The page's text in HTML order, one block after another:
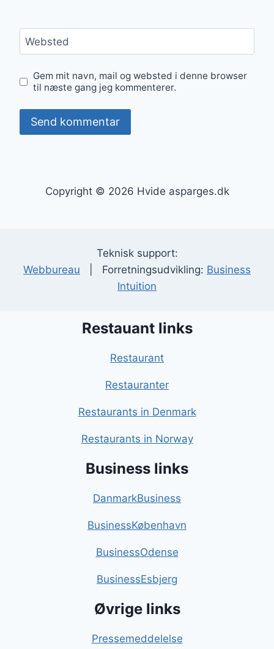
Websted
Gem mit navn, mail og websted i denne browser
til næste gang jeg kommenterer.
Copyright © 2026 Hvide asparges.dk
Teknisk support:
Webbureau | Forretningsudvikling: Business
Intuition
Restauant links
Restaurant
Restauranter
Restaurants in Denmark
Restaurants in Norway
Business links
DanmarkBusiness
BusinessKøbenhavn
BusinessOdense
BusinessEsbjerg
Øvrige links
Pressemeddelelse